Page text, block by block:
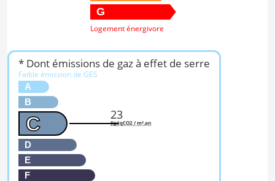
G
Logement énergivore
* Dont émissions de gaz à effet de serre
Faible émission de GES
A
B
C
D
E
F
23
KgéqCO2 / m².an